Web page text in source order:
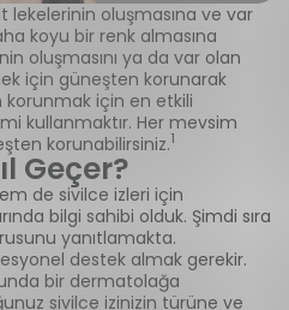
lekelerinin oluşmasına ve var
koyu bir renk almasına
oluşmasını ya da var olan
için güneşten korunarak
korunmak için en etkili
kullanmaktır. Her mevsim
korunabilirsiniz.1
Geçer?
de sivilce izleri için
bilgi sahibi olduk. Şimdi sıra
yanıtlamakta.
destek almak gerekir.
bir dermatolağa
sivilce izinizin türüne ve